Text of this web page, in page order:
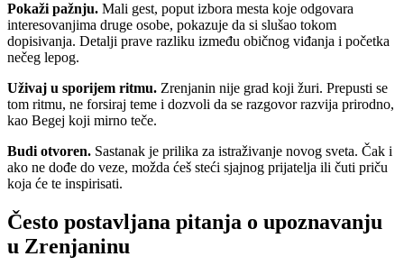
Pokaži pažnju. Mali gest, poput izbora mesta koje odgovara
interesovanjima druge osobe, pokazuje da si slušao tokom
dopisivanja. Detalji prave razliku između običnog viđanja i početka
nečeg lepog.
Uživaj u sporijem ritmu. Zrenjanin nije grad koji žuri. Prepusti se
tom ritmu, ne forsiraj teme i dozvoli da se razgovor razvija prirodno,
kao Begej koji mirno teče.
Budi otvoren. Sastanak je prilika za istraživanje novog sveta. Čak i
ako ne dođe do veze, možda ćeš steći sjajnog prijatelja ili čuti priču
koja će te inspirisati.
Često postavljana pitanja o upoznavanju
u Zrenjaninu